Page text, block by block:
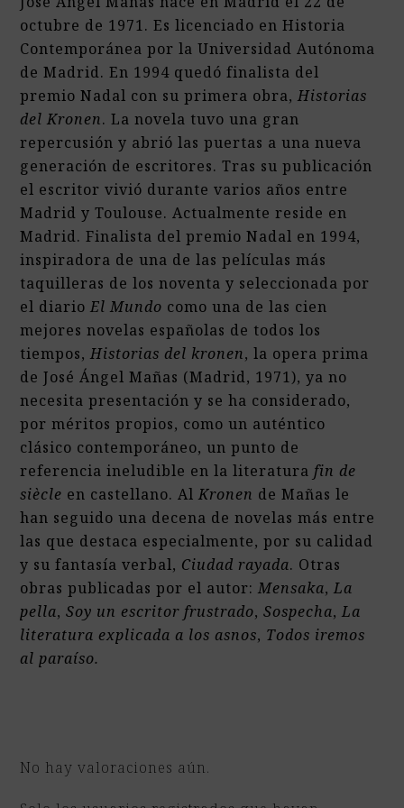
octubre de 1971. Es licenciado en Historia
Contemporánea por la Universidad Autónoma
de Madrid. En 1994 quedó finalista del
premio Nadal con su primera obra,Historias
del Kronen. La novela tuvo una gran
repercusión y abrió las puertas a una nueva
generación de escritores. Tras su publicación
el escritor vivió durante varios años entre
Madrid y Toulouse. Actualmente reside en
Madrid. Finalista del premio Nadal en 1994,
inspiradora de una de las películas más
taquilleras de los noventa y seleccionada por
el diarioEl Mundo como una de las cien
mejores novelas españolas de todos los
tiempos,Historias del kronen, la opera prima
de José Ángel Mañas (Madrid, 1971), ya no
necesita presentación y se ha considerado,
por méritos propios, como un auténtico
clásico contemporáneo, un punto de
referencia ineludible en la literatura fin de
siècle en castellano. AlKronen de Mañas le
han seguido una decena de novelas más entre
las que destaca especialmente, por su calidad
y su fantasía verbal, Ciudad rayada. Otras
obras publicadas por el autor:Mensaka,La
pella,Soy un escritor frustrado,Sospecha,La
literatura explicada a los asnos, Todos iremos
al paraíso.
No hay valoraciones aún.